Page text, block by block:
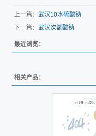
上一篇： 武汉10水硫酸钠
下一篇： 武汉次氯酸钠
最近浏览：
相关产品：